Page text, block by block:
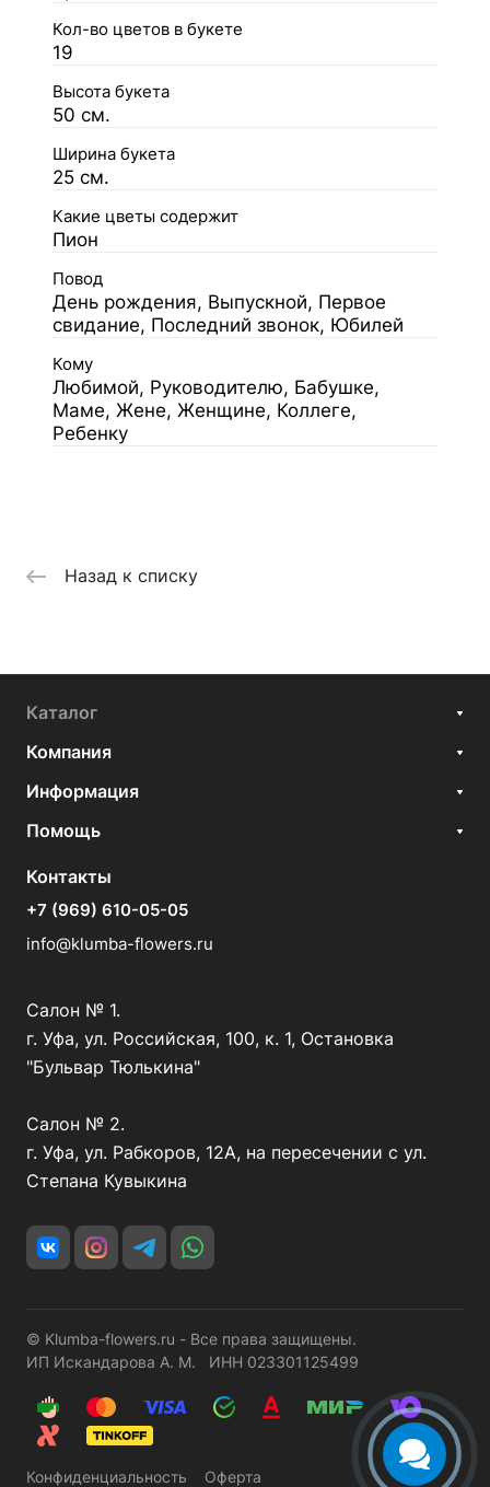
Кол-во цветов в букете
19
Высота букета
50 см.
Ширина букета
25 см.
Какие цветы содержит
Пион
Повод
День рождения, Выпускной, Первое
свидание, Последний звонок, Юбилей
Кому
Любимой, Руководителю, Бабушке,
Маме, Жене, Женщине, Коллеге,
Ребенку
Назад к списку
Каталог
Компания
Информация
Помощь
Контакты
+7 (969) 610-05-05
info@klumba-flowers.ru
Салон № 1.
г. Уфа, ул. Российская, 100, к. 1, Остановка
"Бульвар Тюлькина"
Салон № 2.
г. Уфа, ул. Рабкоров, 12А, на пересечении с ул.
Степана Кувыкина
© Klumba-flowers.ru - Все права защищены.
ИП Искандарова А. М. ИНН 023301125499
Конфиденциальность Оферта